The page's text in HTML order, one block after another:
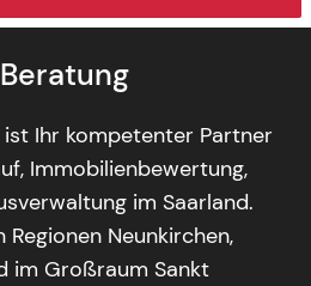
Ihr kompetenter Partner
Immobilienbewertung,
im Saarland.
Neunkirchen,
im Großraum Sankt